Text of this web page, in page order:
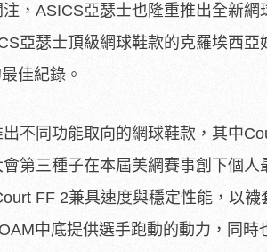
，ASICS亞瑟士也隆重推出全新網
亞瑟士頂級網球鞋款的克羅埃西亞
佳紀錄。
不同功能取向的網球鞋款，其中
第三種子在本屆美網賽事創下個人
FF 2兼具速度與穩定性能，以襪
中底提供選手跑動的動力，同時